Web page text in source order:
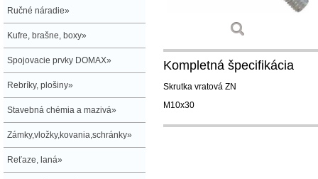
Ručné náradie»
Kufre, brašne, boxy»
Spojovacie prvky DOMAX»
Rebríky, plošiny»
Stavebná chémia a mazivá»
Zámky,vložky,kovania,schránky»
Reťaze, laná»
Kompletná špecifikácia
Skrutka vratová ZN
M10x30